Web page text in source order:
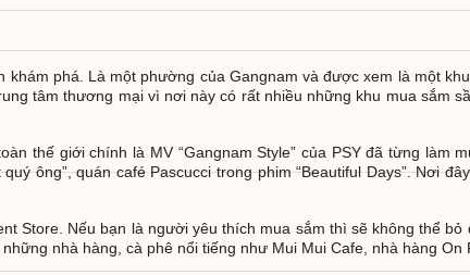
phá. Là một phường của Gangnam và được xem là một
tâm thương mại vì nơi này có rất nhiều những khu mua sắm
thế giới chính là MV “Gangnam Style” của PSY đã từng làm
ông”, quán café Pascucci trong phim “Beautiful Days”. Nơi
Store. Nếu bạn là người yêu thích mua sắm thì sẽ không thể bỏ
nhà hàng, cà phê nổi tiếng như Mui Mui Cafe, nhà hàng On